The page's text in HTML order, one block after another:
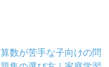
算数が苦手な子向けの問